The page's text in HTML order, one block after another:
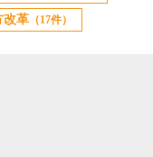
改革 （17件）